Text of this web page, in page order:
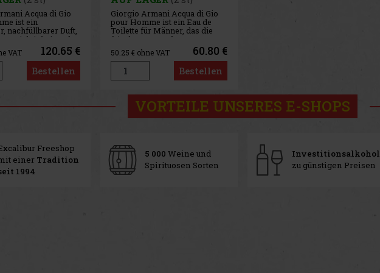
Acqua di Gio
ist ein
nachfüllbarer Duft,
Leichtigkeit und
Männlichkeit
Er ist inspiriert
und
des Menschen
Diese Herren-
VAT 120.65 €
Bestellen
Giorgio Armani Acqua di Gio
pour Homme ist ein Eau de
Toilette für Männer, das die
frische Essenz des
Mittelmeeres verkörpert.
Dieser Duft erzählt eine
Geschichte von ozeanischer
Frische. Duftprofil: Kopfnote:
Akkorde von Bergamotte und
50.25 € ohne VAT 60.80 €
Bestellen
VORTEILE UNSERES E-SHOPS
Freeshop
einer Tradition
1994
5 000 Weine und
Spirituosen Sorten
Investitionsalkohol
zu günstigen Preisen